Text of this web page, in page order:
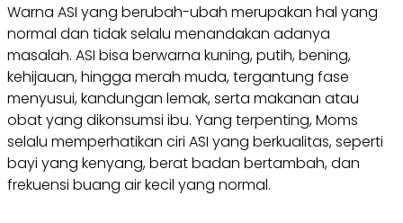
Warna ASI yang berubah-ubah merupakan hal yang
normal dan tidak selalu menandakan adanya
masalah. ASI bisa berwarna kuning, putih, bening,
kehijauan, hingga merah muda, tergantung fase
menyusui, kandungan lemak, serta makanan atau
obat yang dikonsumsi ibu. Yang terpenting, Moms
selalu memperhatikan ciri ASI yang berkualitas, seperti
bayi yang kenyang, berat badan bertambah, dan
frekuensi buang air kecil yang normal.